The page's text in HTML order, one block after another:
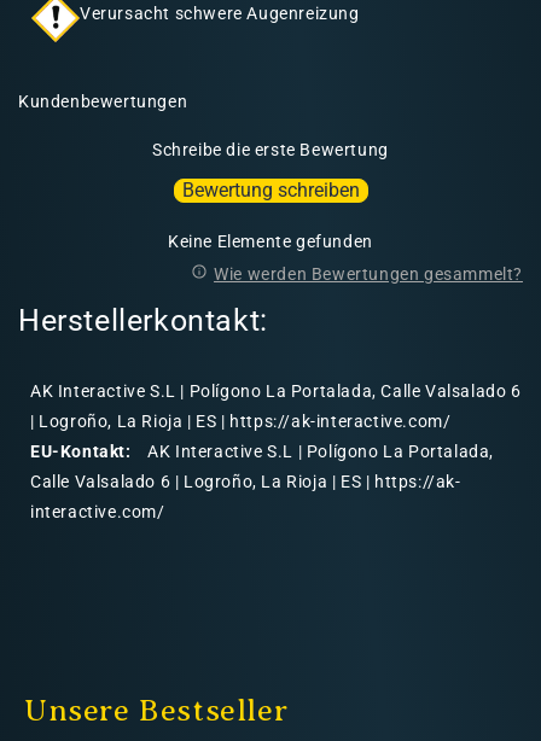
Verursacht schwere Augenreizung
Kundenbewertungen
Schreibe die erste Bewertung
Bewertung schreiben
Keine Elemente gefunden
Wie werden Bewertungen gesammelt?
Herstellerkontakt:
AK Interactive S.L | Polígono La Portalada, Calle Valsalado 6
| Logroño, La Rioja | ES | https://ak-interactive.com/
EU-Kontakt:
AK Interactive S.L | Polígono La Portalada,
Calle Valsalado 6 | Logroño, La Rioja | ES | https://ak-
interactive.com/
Unsere Bestseller